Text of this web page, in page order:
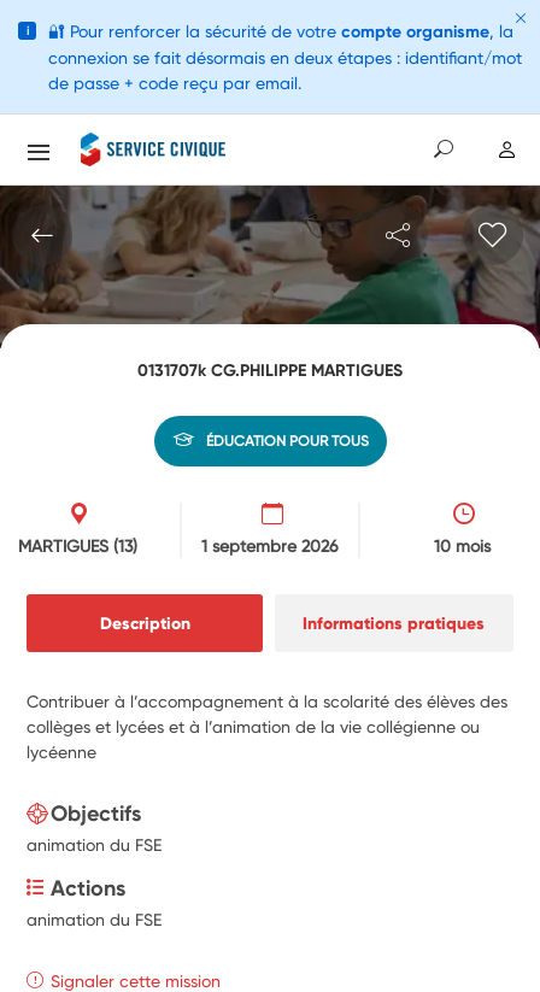
0131707k CG.PHILIPPE MARTIGUES
ÉDUCATION POUR TOUS
MARTIGUES(13) 1 septembre 2026 10 mois
Description Informations pratiques
Contribuer à l’accompagnement à la scolarité des élèves des
collèges et lycées et à l’animation de la vie collégienne ou
lycéenne
Objectifs
animation du FSE
Actions
animation du FSE
Signaler cette mission
i 🔐 Pour renforcer la sécurité de votre compte organisme, la
connexion se fait désormais en deux étapes : identifiant/mot
de passe + code reçu par email.